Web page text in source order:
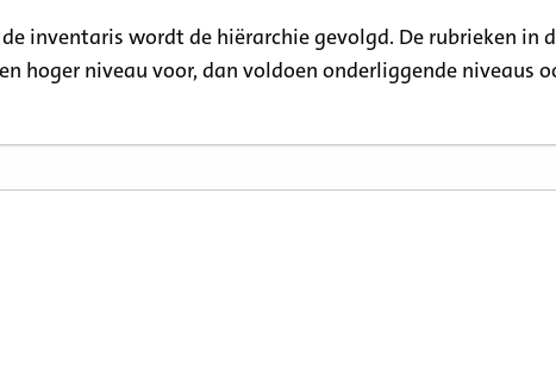
inventaris wordt de hiërarchie gevolgd. De rubrieken
hoger niveau voor, dan voldoen onderliggende niveaus